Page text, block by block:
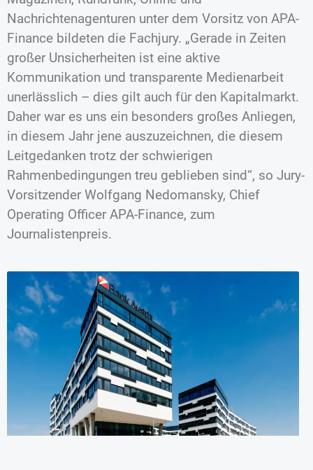
Nachrichtenagenturen unter dem Vorsitz von APA-
Finance bildeten die Fachjury. „Gerade in Zeiten
großer Unsicherheiten ist eine aktive
Kommunikation und transparente Medienarbeit
unerlässlich – dies gilt auch für den Kapitalmarkt.
Daher war es uns ein besonders großes Anliegen,
in diesem Jahr jene auszuzeichnen, die diesem
Leitgedanken trotz der schwierigen
Rahmenbedingungen treu geblieben sind“, so Jury-
Vorsitzender Wolfgang Nedomansky, Chief
Operating Officer APA-Finance, zum
Journalistenpreis.